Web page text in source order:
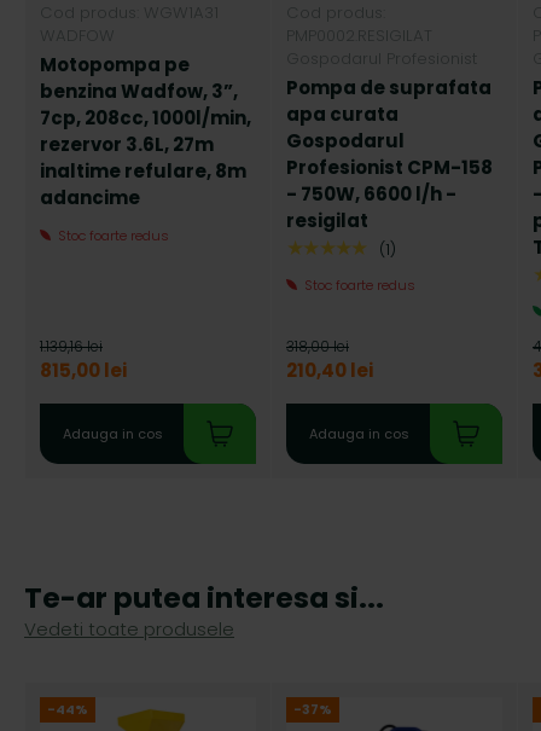
Cod produs: WGW1A31
WADFOW
Motopompa pe
benzina Wadfow, 3”,
7cp, 208cc, 1000l/min,
rezervor 3.6L, 27m
inaltime refulare, 8m
adancime
Stoc foarte redus
815,00 lei
1.139,16 lei
Adauga in cos
Cod produs:
PMP0002.RESIGILAT
Gospodarul Profesionist
Pompa de suprafata
apa curata
Gospodarul
Profesionist CPM-158
- 750W, 6600 l/h -
resigilat
★★★★★ (1)
Stoc foarte redus
210,40 lei
318,00 lei
Adauga in cos
Te-ar putea interesa si...
Vedeti toate produsele
-44% -37%